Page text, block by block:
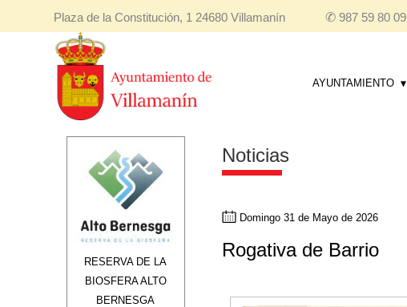
Plaza de la Constitución, 1 24680 Villamanín ✆987 59 80 09
AYUNTAMIENTO
RESERVA DE LA
BIOSFERA ALTO
BERNESGA
Noticias
Domingo 31 de Mayo de 2026
Rogativa de Barrio